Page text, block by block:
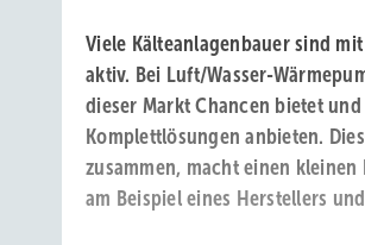
Viele Kälteanlagenbauer sind
aktiv. Bei Luft/Wasser-
dieser Markt Chancen bietet
Komplettlösungen anbieten.
zusammen, macht einen
am Beispiel eines Herstellers